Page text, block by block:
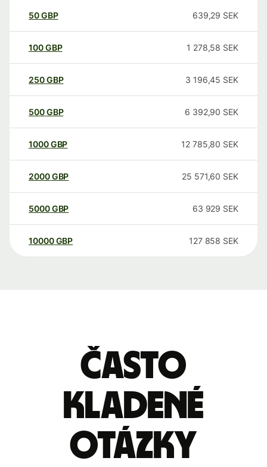
50GBP 639,29 SEK
100GBP 1 278,58 SEK
250GBP 3 196,45 SEK
500GBP 6 392,90 SEK
1000GBP 12 785,80 SEK
2000GBP 25 571,60 SEK
5000GBP 63 929 SEK
10000 GBP 127 858 SEK
Často
kladené
otázky